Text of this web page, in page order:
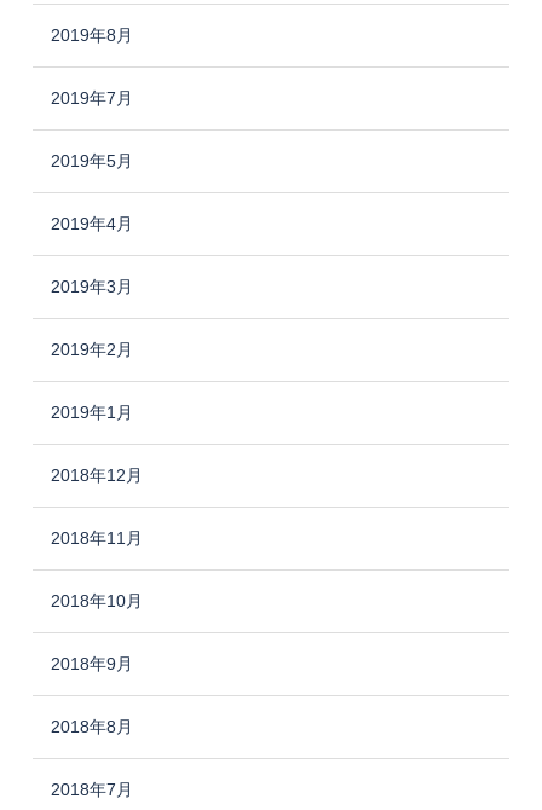
2019年8月
2019年7月
2019年5月
2019年4月
2019年3月
2019年2月
2019年1月
2018年12月
2018年11月
2018年10月
2018年9月
2018年8月
2018年7月